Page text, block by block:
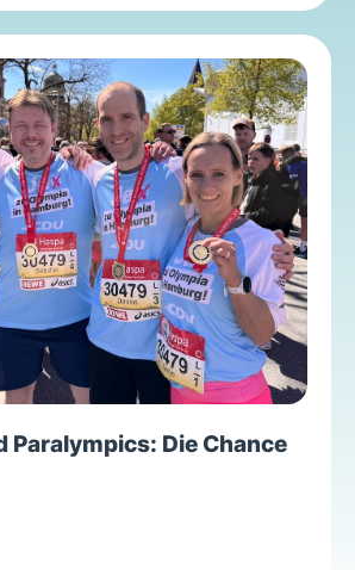
Paralympics: Die Chance